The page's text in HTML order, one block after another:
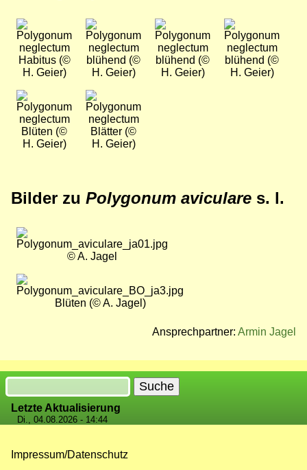
Bild
Habitus (©
H. Geier)
Bild
blühend (©
H. Geier)
Bild
blühend (©
H. Geier)
Bild
blühend (©
H. Geier)
Bild
Blüten (©
H. Geier)
Bild
Blätter (©
H. Geier)
Bilder zu Polygonum aviculare s. l.
Bild
© A. Jagel
Bild
Blüten (© A. Jagel)
Ansprechpartner: Armin Jagel
Suche
Letzte Aktualisierung
Di., 04.08.2026 - 14:44
Impressum/Datenschutz